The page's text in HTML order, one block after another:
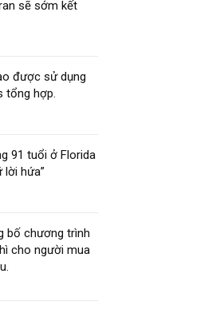
sẽ sớm kết
được sử dụng
tổng hợp.
91 tuổi ở Florida
lời hứa”
bố chương trình
cho người mua